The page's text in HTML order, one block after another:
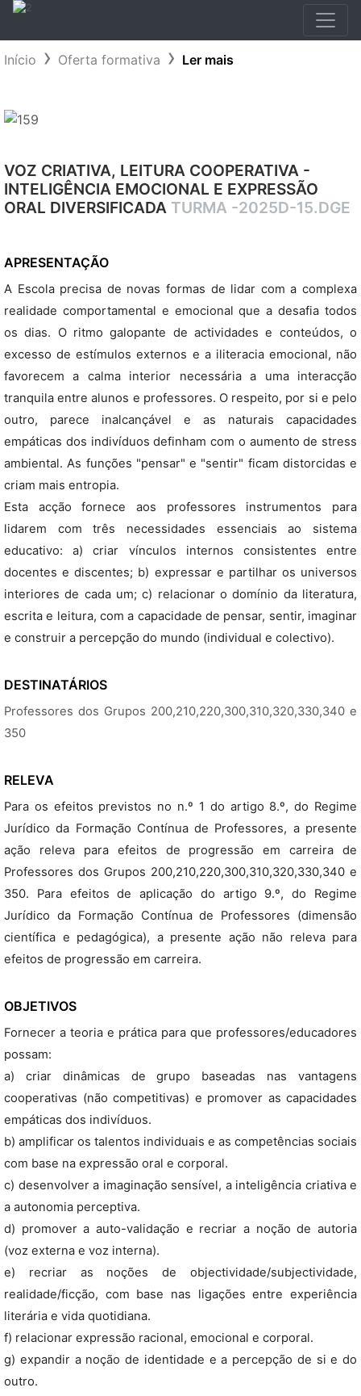
Início Oferta formativa Ler mais
VOZ CRIATIVA, LEITURA COOPERATIVA -
INTELIGÊNCIA EMOCIONAL E EXPRESSÃO
ORAL DIVERSIFICADA TURMA -2025D-15.DGE
APRESENTAÇÃO
A Escola precisa de novas formas de lidar com a complexa
realidade comportamental e emocional que a desafia todos
os dias. O ritmo galopante de actividades e conteúdos, o
excesso de estímulos externos e a iliteracia emocional, não
favorecem a calma interior necessária a uma interacção
tranquila entre alunos e professores. O respeito, por si e pelo
outro, parece inalcançável e as naturais capacidades
empáticas dos indivíduos definham com o aumento de stress
ambiental. As funções "pensar" e "sentir" ficam distorcidas e
criam mais entropia.
Esta acção fornece aos professores instrumentos para
lidarem com três necessidades essenciais ao sistema
educativo: a) criar vínculos internos consistentes entre
docentes e discentes; b) expressar e partilhar os universos
interiores de cada um; c) relacionar o domínio da literatura,
escrita e leitura, com a capacidade de pensar, sentir, imaginar
e construir a percepção do mundo (individual e colectivo).
DESTINATÁRIOS
Professores dos Grupos 200,210,220,300,310,320,330,340 e
350
RELEVA
Para os efeitos previstos no n.º 1 do artigo 8.º, do Regime
Jurídico da Formação Contínua de Professores, a presente
ação releva para efeitos de progressão em carreira de
Professores dos Grupos 200,210,220,300,310,320,330,340 e
350. Para efeitos de aplicação do artigo 9.º, do Regime
Jurídico da Formação Contínua de Professores (dimensão
científica e pedagógica), a presente ação não releva para
efeitos de progressão em carreira.
OBJETIVOS
Fornecer a teoria e prática para que professores/educadores
possam:
a) criar dinâmicas de grupo baseadas nas vantagens
cooperativas (não competitivas) e promover as capacidades
empáticas dos indivíduos.
b) amplificar os talentos individuais e as competências sociais
com base na expressão oral e corporal.
c) desenvolver a imaginação sensível, a inteligência criativa e
a autonomia perceptiva.
d) promover a auto-validação e recriar a noção de autoria
(voz externa e voz interna).
e) recriar as noções de objectividade/subjectividade,
realidade/ficção, com base nas ligações entre experiência
literária e vida quotidiana.
f) relacionar expressão racional, emocional e corporal.
g) expandir a noção de identidade e a percepção de si e do
outro.